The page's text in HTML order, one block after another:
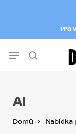
Pro
Menu
AI
Domů